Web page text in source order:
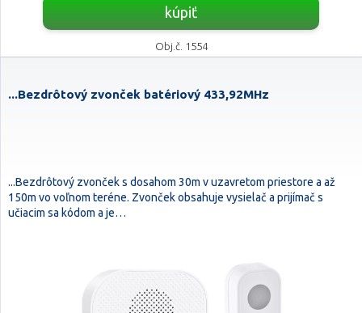
kúpiť
Obj.č. 1554
...Bezdrôtový zvonček batériový 433,92MHz
...Bezdrôtový zvonček s dosahom 30m v uzavretom priestore a až
150m vo voľnom teréne. Zvonček obsahuje vysielač a prijímač s
učiacim sa kódom a je…